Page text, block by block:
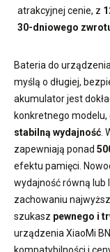
atrakcyjnej cenie, z
30-dniowego
Bateria do
myślą o długiej,
akumulator jest
konkretnego modelu,
stabilną wydajność .
zapewniają ponad
efektu pamięci.
wydajność równą lub
zachowaniu
szukasz pewnego i
urządzenia XiaoMi
kompatybilności i